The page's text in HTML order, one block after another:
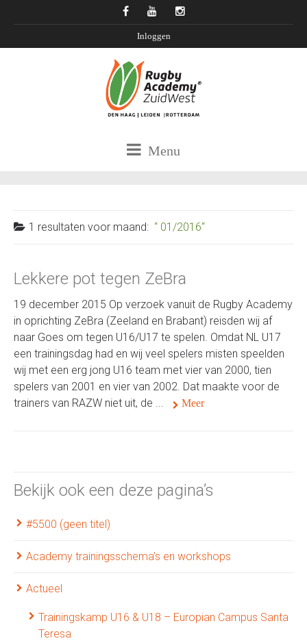
Inloggen
Menu
1 resultaten voor maand: 01/2016
Lekkere pot tegen ZeBra
19 december 2015 Op verzoek vanuit de Rugby Academy
in oprichting ZeBra (Zeeland en Brabant) reisden wij af
naar Goes om tegen U16/U17 te spelen. Omdat NL U17
een trainingsdag had en wij veel spelers misten speelden
wij met een erg jong U16 team met vier van 2000, tien
spelers van 2001 en vier van 2002. Dat maakte voor de
trainers van RAZW niet uit, de ...
Meer
Bekijk ook een deze pagina’s
#5500 (geen titel)
Academy trainingsschema’s en workshops
Actueel
Trainingskamp U16 & U18 – Europian Campus Santa
Teresa